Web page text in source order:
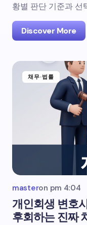
황별 판단 기준과 선
Discover More
채무·법률
masteron pm 4:04
개인회생 변호
후회하는 진짜